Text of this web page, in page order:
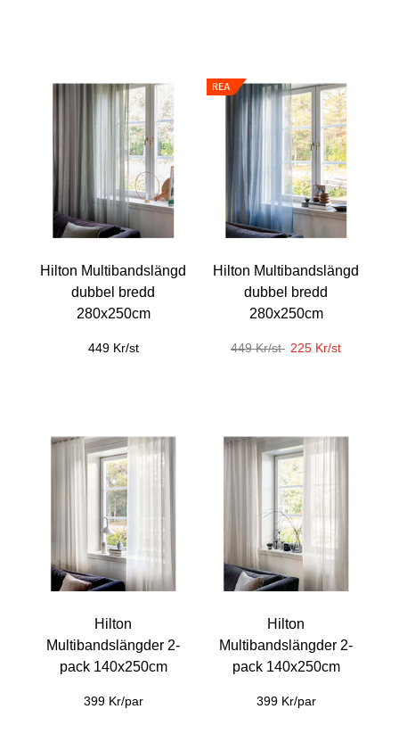
Hilton Multibandslängd
dubbel bredd
280x250cm
449 Kr/st
Hilton Multibandslängd
dubbel bredd
280x250cm
449 Kr/st 225 Kr/st
Hilton
Multibandslängder 2-
pack 140x250cm
399 Kr/par
Hilton
Multibandslängder 2-
pack 140x250cm
399 Kr/par